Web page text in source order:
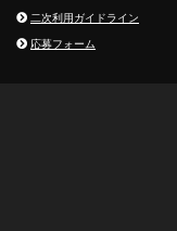
二次利用ガイドライン
応募フォーム